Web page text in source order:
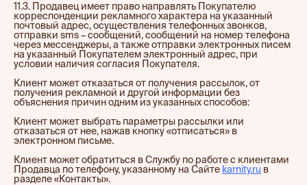
11.3. Продавец имеет право направлять Покупателю
корреспонденции рекламного характера на указанный
почтовый адрес, осуществления телефонных звонков,
отправки sms – сообщений, сообщений на номер телефона
через мессенджеры, а также отправки электронных писем
на указанный Покупателем электронный адрес, при
условии наличия согласия Покупателя.
Клиент может отказаться от получения рассылок, от
получения рекламной и другой информации без
объяснения причин одним из указанных способов:
Клиент может выбрать параметры рассылки или
отказаться от нее, нажав кнопку «отписаться» в
электронном письме.
Клиент может обратиться в Службу по работе с клиентами
Продавца по телефону, указанному на Сайте karnity.ru в
разделе «Контакты».